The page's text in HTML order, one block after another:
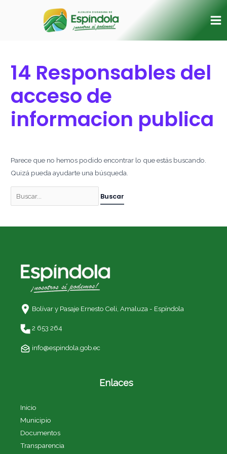
14 Responsables del
acceso de
informacion publica
Parece que no hemos podido encontrar lo que estás buscando.
Quizá pueda ayudarte una búsqueda.
Bolívar y Pasaje Ernesto Celi, Amaluza - Espíndola
2 653 264
info@espindola.gob.ec
Enlaces
Inicio
Municipio
Documentos
Transparencia